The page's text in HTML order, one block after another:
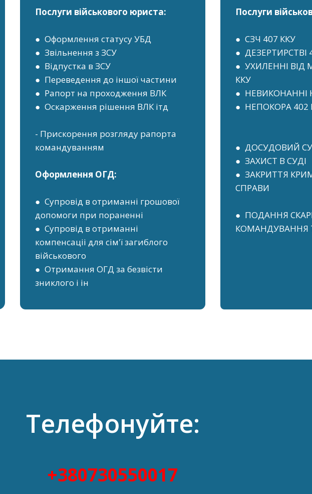
Послуги військового юриста:
● Оформлення статусу УБД
● Звільнення з ЗСУ
● Відпустка в ЗСУ
● Переведення до іншої частини
● Рапорт на проходження ВЛК
● Оскарження рішення ВЛК ітд
- Прискорення розгляду рапорта
командуванням
Оформлення ОГД:
● Супровід в отриманні грошової
допомоги при пораненні
● Супровід в отриманні
компенсаціі для сім'ї загиблого
військового
● Отримання ОГД за безвісти
зниклого і ін
Послуги
● СЗЧ 407 ККУ
● ДЕЗЕРТИРСТВІ
● УХИЛЕННІ ВІД
ККУ
● НЕВИКОНАННІ
● НЕПОКОРА 402
● ДОСУДОВИЙ
● ЗАХИСТ В СУДІ
● ЗАКРИТТЯ
СПРАВИ
● ПОДАННЯ
КОМАНДУВАННЯ
Телефонуйте:
+380730550017